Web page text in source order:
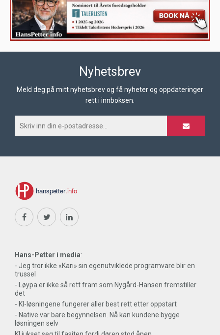
Nyhetsbrev
Meld deg på mitt nyhetsbrev og få nyheter og oppdateringer
rett i innboksen.
Hans-Petter i media:
- Jeg tror ikke «Kari» sin egenutviklede programvare blir en
trussel
- Løypa er ikke så rett fram som Nygård-Hansen fremstiller
det
- KI-løsningene fungerer aller best rett etter oppstart
- Native var bare begynnelsen. Nå kan kundene bygge
løsningen selv